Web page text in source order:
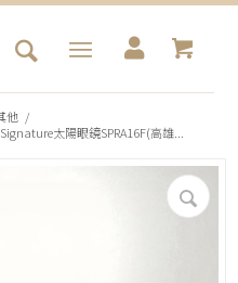
他 /
太陽眼鏡SPRA16F(高雄...